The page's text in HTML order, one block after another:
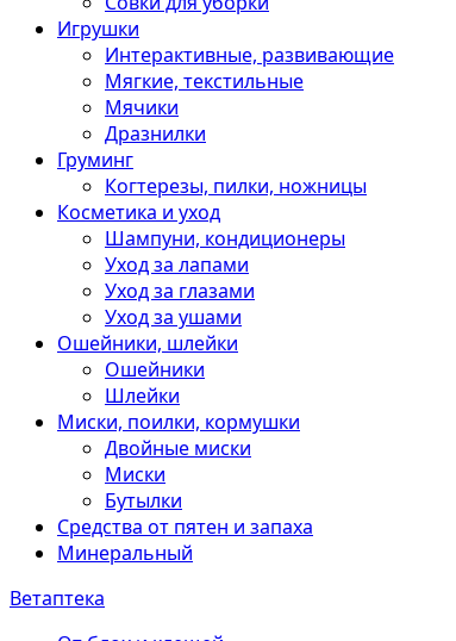
Игрушки
Интерактивные, развивающие
Мягкие, текстильные
Мячики
Дразнилки
Груминг
Когтерезы, пилки, ножницы
Косметика и уход
Шампуни, кондиционеры
Уход за лапами
Уход за глазами
Уход за ушами
Ошейники, шлейки
Ошейники
Шлейки
Миски, поилки, кормушки
Двойные миски
Миски
Бутылки
Средства от пятен и запаха
Минеральный
Ветаптека